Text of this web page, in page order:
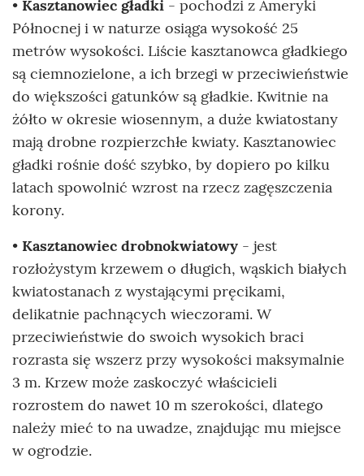
• Kasztanowiec gładki - pochodzi z Ameryki
Północnej i w naturze osiąga wysokość 25
metrów wysokości. Liście kasztanowca gładkiego
są ciemnozielone, a ich brzegi w przeciwieństwie
do większości gatunków są gładkie. Kwitnie na
żółto w okresie wiosennym, a duże kwiatostany
mają drobne rozpierzchłe kwiaty. Kasztanowiec
gładki rośnie dość szybko, by dopiero po kilku
latach spowolnić wzrost na rzecz zagęszczenia
korony.
• Kasztanowiec drobnokwiatowy - jest
rozłożystym krzewem o długich, wąskich białych
kwiatostanach z wystającymi pręcikami,
delikatnie pachnących wieczorami. W
przeciwieństwie do swoich wysokich braci
rozrasta się wszerz przy wysokości maksymalnie
3 m. Krzew może zaskoczyć właścicieli
rozrostem do nawet 10 m szerokości, dlatego
należy mieć to na uwadze, znajdując mu miejsce
w ogrodzie.